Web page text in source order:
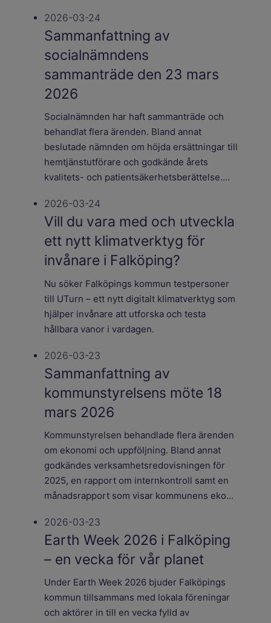
2026-03-24
Sammanfattning av
socialnämndens
sammanträde den 23 mars
2026
Socialnämnden har haft sammanträde och
behandlat flera ärenden. Bland annat
beslutade nämnden om höjda ersättningar till
hemtjänstutförare och godkände årets
kvalitets- och patientsäkerhetsberättelse....
2026-03-24
Vill du vara med och utveckla
ett nytt klimatverktyg för
invånare i Falköping?
Nu söker Falköpings kommun testpersoner
till UTurn – ett nytt digitalt klimatverktyg som
hjälper invånare att utforska och testa
hållbara vanor i vardagen.
2026-03-23
Sammanfattning av
kommunstyrelsens möte 18
mars 2026
Kommunstyrelsen behandlade flera ärenden
om ekonomi och uppföljning. Bland annat
godkändes verksamhetsredovisningen för
2025, en rapport om internkontroll samt en
månadsrapport som visar kommunens eko...
2026-03-23
Earth Week 2026 i Falköping
– en vecka för vår planet
Under Earth Week 2026 bjuder Falköpings
kommun tillsammans med lokala föreningar
och aktörer in till en vecka fylld av